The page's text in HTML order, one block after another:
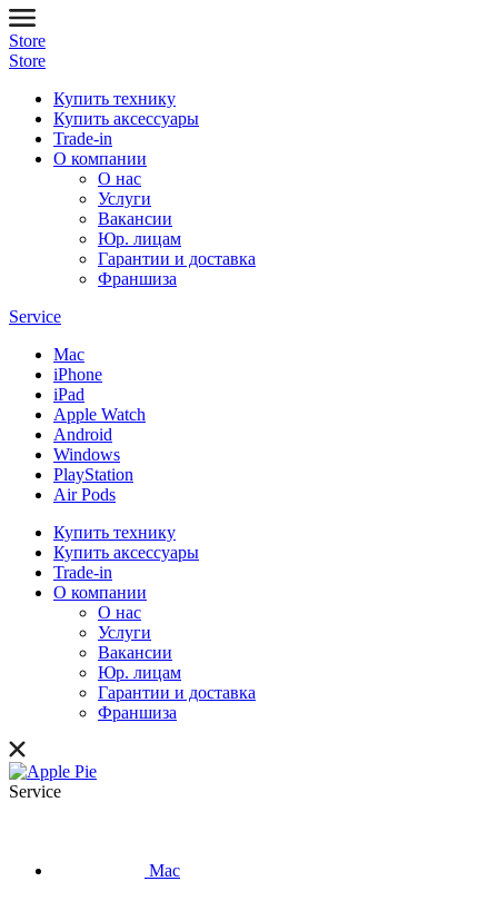
Store
Store
Купить технику
Купить аксессуары
Trade-in
О компании
О нас
Услуги
Вакансии
Юр. лицам
Гарантии и доставка
Франшиза
Service
Mac
iPhone
iPad
Apple Watch
Android
Windows
PlayStation
Air Pods
Купить технику
Купить аксессуары
Trade-in
О компании
О нас
Услуги
Вакансии
Юр. лицам
Гарантии и доставка
Франшиза
Service
Mac